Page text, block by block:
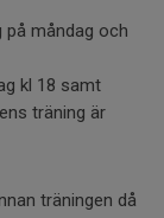
på måndag och
kl 18 samt
träning är
träningen då